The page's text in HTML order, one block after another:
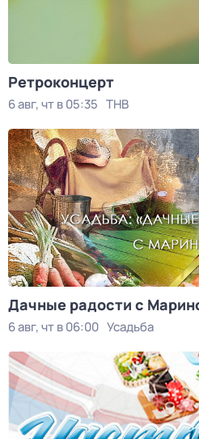
Ретроконцерт
6 авг, чт в 05:35 ТНВ
Дачные радости с
6 авг, чт в 06:00 Усадьба